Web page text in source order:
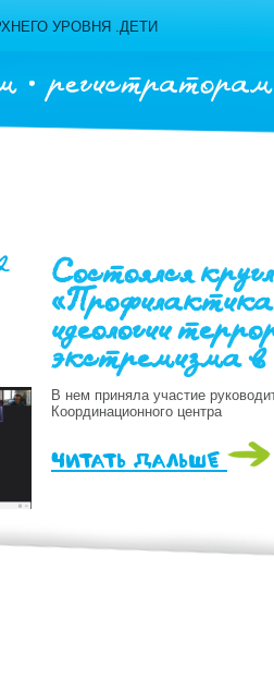
УРОВНЯ .ДЕТИ
регистраторам
Состоялся
идеологии
экстремизма в
В нем приняла участие
Координационного центра
читать дальше